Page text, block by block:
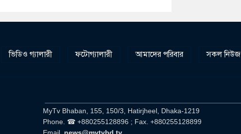
ভিডিও গ্যালারী ফটোগ্যালারী আমাদের পরিবার সকল নিউজ
MyTv Bhaban, 155, 150/3, Hatirjheel, Dhaka-1219
Phone. ☎ +880255128896 ; Fax. +880255128899